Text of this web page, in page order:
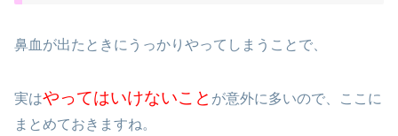
鼻血が出たときにうっかりやってしまうことで、
実はやってはいけないこと が意外に多いので、ここに
まとめておきますね。